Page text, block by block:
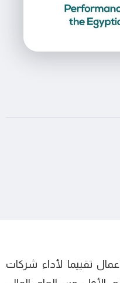
تقييما لأداء شركات